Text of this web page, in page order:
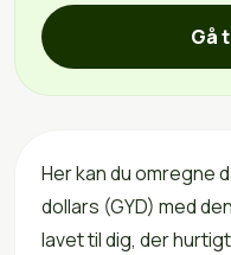
Gå
Her kan du omregne
dollars (GYD) med
lavet til dig, der